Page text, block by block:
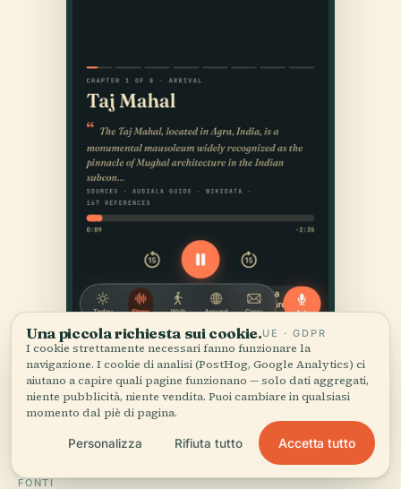
FONTI
Una piccola richiesta sui cookie.UE · GDPR
I cookie strettamente necessari fanno funzionare la
navigazione. I cookie di analisi (PostHog, Google Analytics) ci
aiutano a capire quali pagine funzionano — solo dati aggregati,
niente pubblicità, niente vendita. Puoi cambiare in qualsiasi
momento dal piè di pagina.
Personalizza Rifiuta tutto Accetta tutto